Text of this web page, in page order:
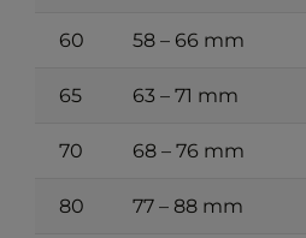
60 58 – 66 mm
65 63 – 71 mm
70 68 – 76 mm
80 77 – 88 mm